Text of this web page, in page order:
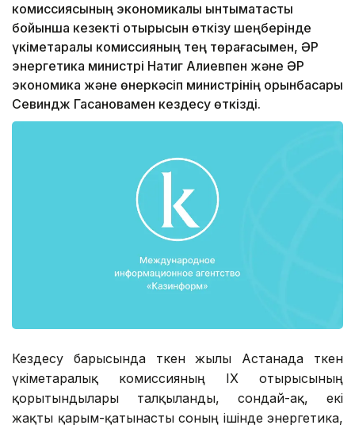
комиссиясының экономикалық ынтымақтастық
бойынша кезекті отырысын өткізу шеңберінде
үкіметаралық комиссияның тең төрағасымен, ӘР
энергетика министрі Натиг Алиевпен және ӘР
экономика және өнеркәсіп министрінің орынбасары
Севиндж Гасановамен кездесу өткізді.
Кездесу барысында өткен жылы Астанада өткен
үкіметаралық комиссияның IX отырысының
қорытындылары талқыланды, сондай-ақ, екі
жақты қарым-қатынасты соның ішінде энергетика,